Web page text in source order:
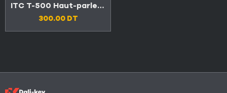
ITC T-500 Haut-parleur de Jardin étanche en forme de champignon 6.5″ 30W
300.00 DT